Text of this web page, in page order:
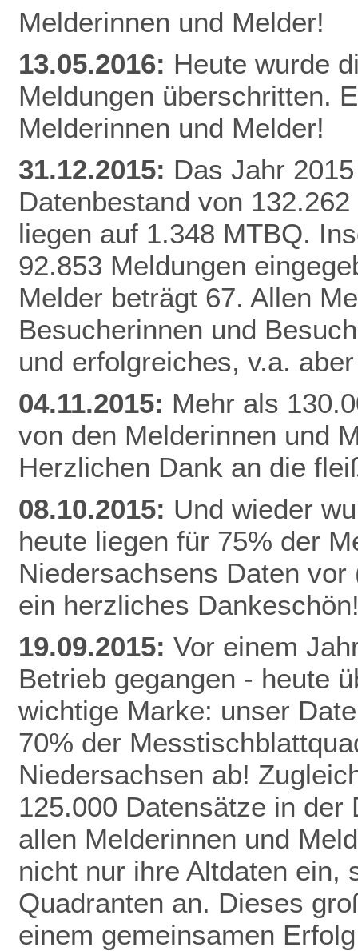
Melderinnen und Melder!
13.05.2016: Heute wurde
Meldungen überschritten.
Melderinnen und Melder!
31.12.2015: Das Jahr
Datenbestand von
liegen auf 1.348 MTBQ.
92.853 Meldungen
Melder beträgt 67. Allen
Besucherinnen und
und erfolgreiches, v.a.
04.11.2015: Mehr als
von den Melderinnen und
Herzlichen Dank an die
08.10.2015: Und wieder
heute liegen für 75% der
Niedersachsens Daten
ein herzliches
19.09.2015: Vor einem
Betrieb gegangen - heute
wichtige Marke: unser
70% der
Niedersachsen ab!
125.000 Datensätze in der
allen Melderinnen und
nicht nur ihre Altdaten ein,
Quadranten an. Dieses
einem gemeinsamen